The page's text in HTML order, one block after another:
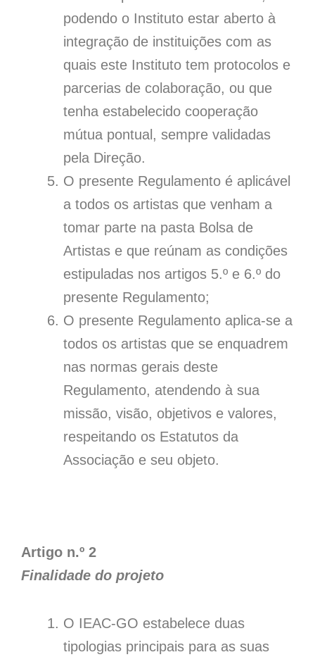
podendo o Instituto estar aberto à
integração de instituições com as
quais este Instituto tem protocolos e
parcerias de colaboração, ou que
tenha estabelecido cooperação
mútua pontual, sempre validadas
pela Direção.
O presente Regulamento é aplicável
a todos os artistas que venham a
tomar parte na pasta Bolsa de
Artistas e que reúnam as condições
estipuladas nos artigos 5.º e 6.º do
presente Regulamento;
O presente Regulamento aplica-se a
todos os artistas que se enquadrem
nas normas gerais deste
Regulamento, atendendo à sua
missão, visão, objetivos e valores,
respeitando os Estatutos da
Associação e seu objeto.
Artigo n.º 2
Finalidade do projeto
O IEAC-GO estabelece duas
tipologias principais para as suas